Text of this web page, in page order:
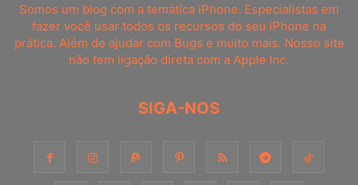
Somos um blog com a temática iPhone. Especialistas em
fazer você usar todos os recursos do seu iPhone na
prática. Além de ajudar com Bugs e muito mais. Nosso site
não tem ligação direta com a Apple Inc.
SIGA-NOS